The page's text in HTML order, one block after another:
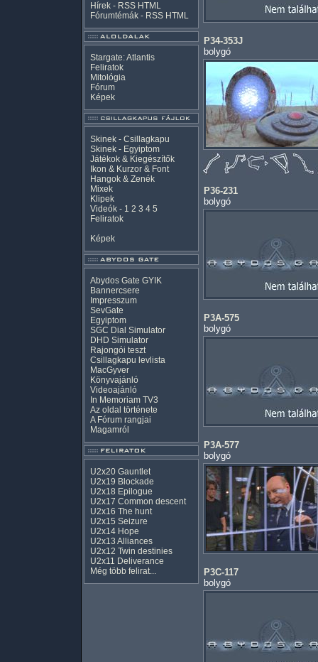
Hírek - RSS HTML
Fórumtémák - RSS HTML
Stargate: Atlantis
Feliratok
Mitológia
Fórum
Képek
Skinek - Csillagkapu
Skinek - Egyiptom
Játékok & Kiegészítők
Ikon & Kurzor & Font
Hangok & Zenék
Mixek
Klipek
Videók - 1 2 3 4 5
Feliratok
Képek
Abydos Gate GYIK
Bannercsere
Impresszum
SevGate
Egyiptom
SGC Dial Simulator
DHD Simulator
Rajongói teszt
Csillagkapu levlista
MacGyver
Könyvajánló
Videoajánló
In Memoriam TV3
Az oldal története
A Fórum rangjai
Magamról
U2x20 Gauntlet
U2x19 Blockade
U2x18 Epilogue
U2x17 Common descent
U2x16 The hunt
U2x15 Seizure
U2x14 Hope
U2x13 Alliances
U2x12 Twin destinies
U2x11 Deliverance
Még több felirat...
P34-353J
bolygó
P36-231
bolygó
P3A-575
bolygó
P3A-577
bolygó
P3C-117
bolygó